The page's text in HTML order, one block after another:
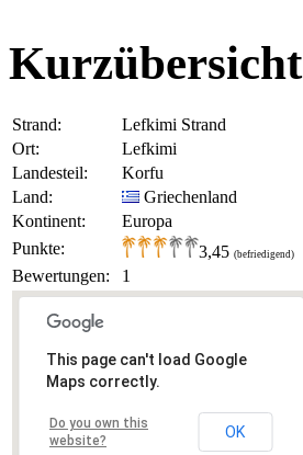
Kurzübersicht
Strand:
Lefkimi Strand
Ort:
Lefkimi
Landesteil:
Korfu
Land:
Griechenland
Kontinent:
Europa
Punkte:
3,45 (befriedigend)
Bewertungen: 1
This page can't load Google
Maps correctly.
Do you own this
website?
OK